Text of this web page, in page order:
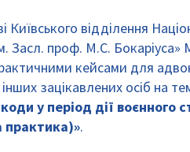
Київського відділення
Засл. проф. М.С. Бокаріуса»
кейсами для
зацікавлених осіб на
у період дії воєнного
практика)».